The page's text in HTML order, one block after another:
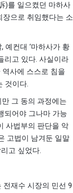
)를 일으켰던 마하사
으로 취임했다는 소
, 예컨대 ‘마하사가 황
리고 있다. 사실이라
사에 스스로 침을
것이다.
그 동의 과정에는
되어야 그나마 가능
사법부의 판단을 악
고법이 남겨둔 일말
고 싶었다.
재수 시장의 민선 9